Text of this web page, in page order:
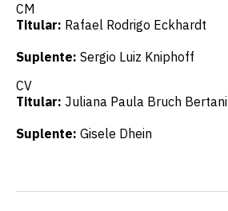
CM
Titular: Rafael Rodrigo Eckhardt
Suplente: Sergio Luiz Kniphoff
CV
Titular: Juliana Paula Bruch Bertani
Suplente: Gisele Dhein